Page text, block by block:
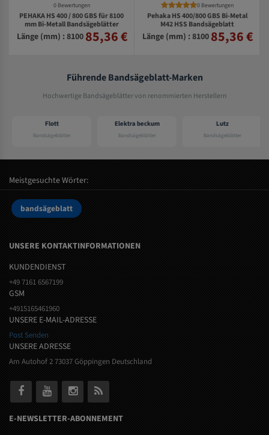
0 Bewertungen
PEHAKA HS 400 / 800 GBS für 8100
mm Bi-Metall Bandsägeblätter
Länge (mm) : 8100 85,36 €
0 Bewertungen
Pehaka HS 400/800 GBS Bi-Metal
M42 HSS Bandsägeblatt
Länge (mm) : 8100 85,36 €
Führende Bandsägeblatt-Marken
Hochwertige Bandsägeblätter von renommierten Herstellern
Flott
Bandsägeblätter
Elektra beckum
Bandsägeblätter
Lutz
Bandsägeblätter
Meistgesuchte Wörter:
bandsägeblatt
UNSERE KONTAKTINFORMATIONEN
KUNDENDIENST
+49 7161 6567199
GSM
+4915165461960
UNSERE E-MAIL-ADRESSE
Post Senden
UNSERE ADRESSE
Am Autohof 2 73037 Göppingen Deutschland
E-NEWSLETTER-ABONNEMENT